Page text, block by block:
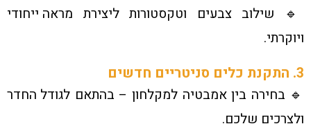
🔹 שילוב צבעים וטקסטורות ליצירת מראה ייחודי
ויוקרתי.
3. התקנת כלים סניטריים חדשים
🔹 בחירה בין אמבטיה למקלחון – בהתאם לגודל החדר
ולצרכים שלכם.